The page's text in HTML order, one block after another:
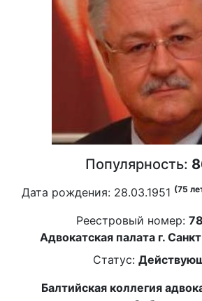
Популярность:
Дата рождения: 28.03.1951 (75
Реестровый номер:
Адвокатская палата г.
Статус:
Балтийская коллегия